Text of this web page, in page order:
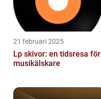
21 februari 2025
Lp skivor: en tidsresa för
musikälskare